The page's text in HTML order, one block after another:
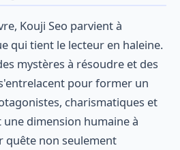
Kouji Seo parvient à
qui tient le lecteur en haleine.
mystères à résoudre et des
pour former un
charismatiques et
dimension humaine à
quête non seulement